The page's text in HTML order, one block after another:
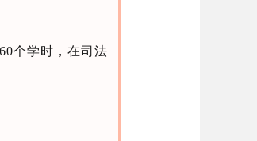
个学时，在司法